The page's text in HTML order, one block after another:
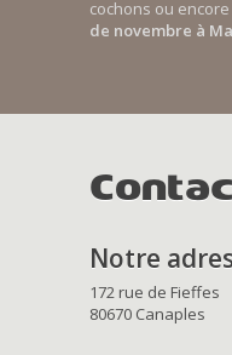
cochons ou
de novembre à
Notre
172 rue de Fieffes
80670 Canaples